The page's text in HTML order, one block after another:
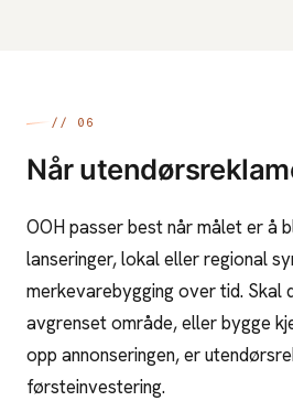
// 06
Når
OOH passer best når målet er å
lanseringer, lokal eller regional
merkevarebygging over tid. Skal
avgrenset område, eller bygge
opp annonseringen, er
førsteinvestering.